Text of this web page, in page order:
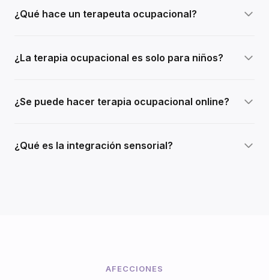
¿Qué hace un terapeuta ocupacional?
¿La terapia ocupacional es solo para niños?
¿Se puede hacer terapia ocupacional online?
¿Qué es la integración sensorial?
AFECCIONES